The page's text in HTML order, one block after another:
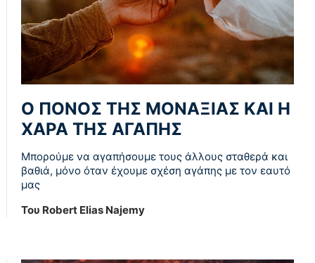
Ο ΠΟΝΟΣ ΤΗΣ ΜΟΝΑΞΙΑΣ ΚΑΙ Η
ΧΑΡΑ ΤΗΣ ΑΓΑΠΗΣ
Μπορούμε να αγαπήσουμε τους άλλους σταθερά και
βαθιά, μόνο όταν έχουμε σχέση αγάπης με τον εαυτό
μας
Του Robert Elias Najemy